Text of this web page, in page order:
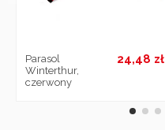
Parasol
Winterthur,
czerwony
24,48 zł